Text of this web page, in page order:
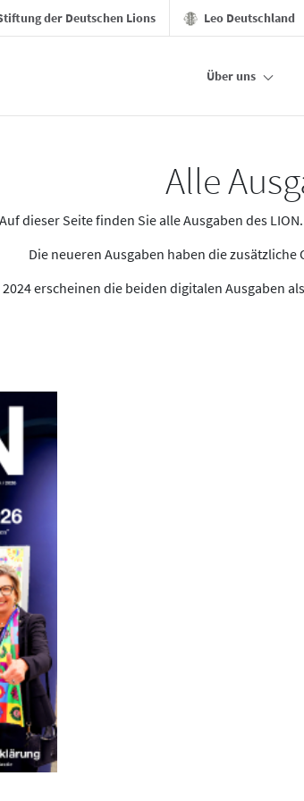
der Deutschen Lions Leo Deutschland
Über uns
Alle
Auf dieser Seite finden Sie alle Ausgaben des
Die neueren Ausgaben haben die zusätzliche
2024 erscheinen die beiden digitalen Ausgaben